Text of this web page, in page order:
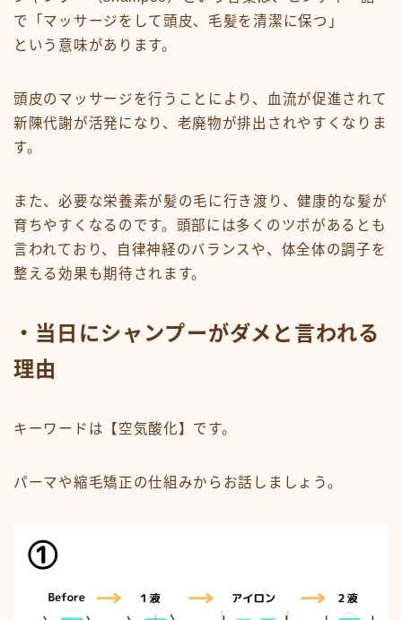
で「マッサージをして頭皮、毛髪を清潔に保つ」
という意味があります。
頭皮のマッサージを行うことにより、血流が促進されて
新陳代謝が活発になり、老廃物が排出されやすくなりま
す。
また、必要な栄養素が髪の毛に行き渡り、健康的な髪が
育ちやすくなるのです。頭部には多くのツボがあるとも
言われており、自律神経のバランスや、体全体の調子を
整える効果も期待されます。
・当日にシャンプーがダメと言われる
理由
キーワードは 【空気酸化】 です。
パーマや縮毛矯正の仕組みからお話しましょう。